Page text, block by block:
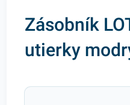
Zásobník
utierky